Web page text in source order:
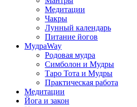
Медитации
Чакры
Лунный календарь
Питание йогов
МудраWay
Родовая мудра
Симболон и Мудры
Таро Тота и Мудры
Практическая работа
Медитации
Йога и закон